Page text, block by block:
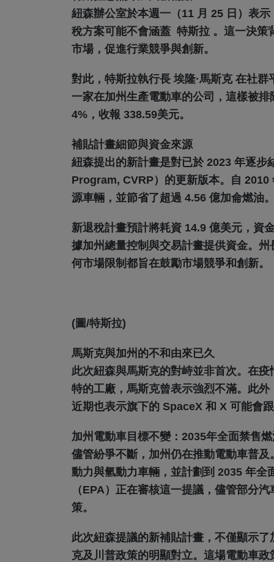
紐森辦公室於本週一（11 月 25 日）表
稅方案可能不會涵蓋 特斯拉 。這一決策
市場，促進行業競爭與創新。
對此，特斯拉執行長 埃隆·馬斯克 在社
一家在加州生產電動車的公司，這樣被
4%，收報 338.59美元。
補貼計畫細節與資金來源
紐森提出的新計畫是對已於 2023 年逐
Program, CVRP）的更新版本。自
源車輛，並節省了超過 4.56 億加侖燃油
新退稅計畫預計將耗資 14.9 億美元，資
據加州總量控制與交易計畫提供資金。
何市場限制都旨在鼓勵市場競爭和創新。
(圖/特斯拉)
馬斯克與加州的不和由來已久
此次紐森與馬斯克的對峙並非首次。在
特的工廠，馬斯克曾表示強烈不滿。此
近期也表示旗下的 SpaceX 和 X 可能會
加州電動車目標不變：2035年全面禁售
儘管紛爭不斷，加州仍在推動電動車普
動力與氫動力車輛，並計劃到 2035 年
（EPA）正在審核這一提議，儘管部分
策。
此次紐森提議的新補貼計畫，不僅顯示
克及川普政策的明顯對立。這場電動車